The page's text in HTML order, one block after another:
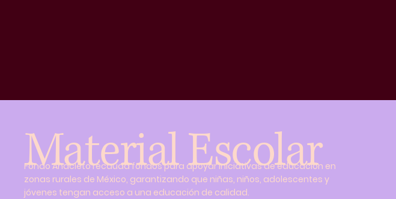
Fondo Anacleto recauda fondos para apoyar iniciativas de educación en
zonas rurales de México, garantizando que niñas, niños, adolescentes y
jóvenes tengan acceso a una educación de calidad.
Material Escolar